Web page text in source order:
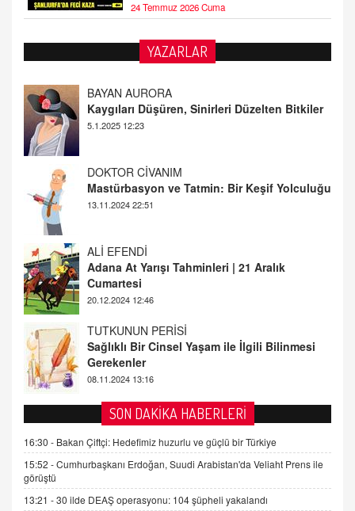
24 Temmuz 2026 Cuma
YAZARLAR
DOKTOR CİVANIM
Mastürbasyon ve Tatmin: Bir Keşif Yolculuğu
13.11.2024 22:51
ALİ EFENDİ
Adana At Yarışı Tahminleri | 21 Aralık
Cumartesi
TUTKUNUN PERİSİ
Sağlıklı Bir Cinsel Yaşam ile İlgili Bilinmesi
Gerekenler
08.11.2024 13:16
FARUK ÖNALAN
Tezkere Onaylanmasaydı…
2 Kasım 2021 Salı 00:11
AV. DOĞAN CAN DOĞAN
Kişisel verilerin korunması ve dijital hukukun
gelişimi
15.09.2025 16:17
SEHER EREK
Kış Ayları Geldi, Hangi Önlemler Alınmalı?
SON DAKİKA HABERLERİ
16:30 - Bakan Çiftçi: Hedefimiz huzurlu ve güçlü bir Türkiye
15:52 -Cumhurbaşkanı Erdoğan, Suudi Arabistan'da Veliaht Prens ile
görüştü
13:21 -30 ilde DEAŞ operasyonu: 104 şüpheli yakalandı